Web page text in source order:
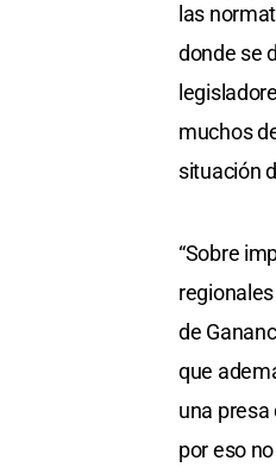
las
donde se
muchos
situación
“Sobre
de
que
una presa
por eso